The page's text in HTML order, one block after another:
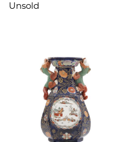
tonos beiges y
Unsold